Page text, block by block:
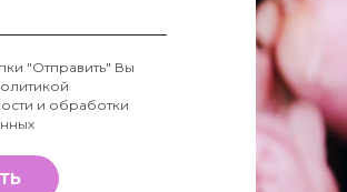
"Отправить" Вы
и обработки